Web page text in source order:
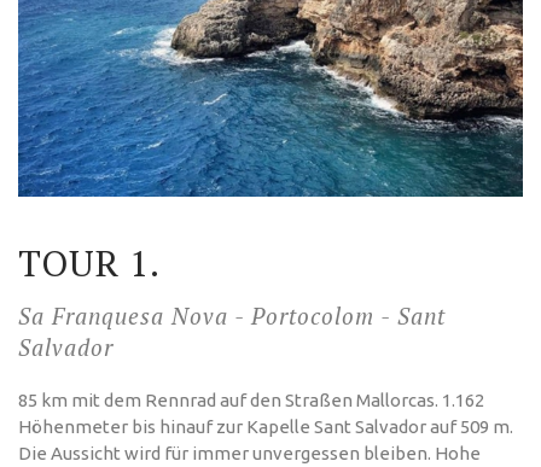
TOUR 1.
Sa Franquesa Nova - Portocolom - Sant
Salvador
85 km mit dem Rennrad auf den Straßen Mallorcas. 1.162
Höhenmeter bis hinauf zur Kapelle Sant Salvador auf 509 m.
Die Aussicht wird für immer unvergessen bleiben. Hohe